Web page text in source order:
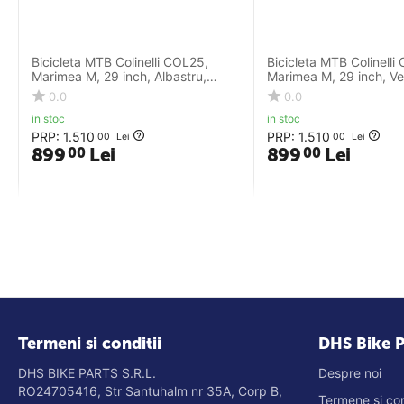
Bicicleta MTB Colinelli COL25,
Marimea M, 29 inch, Albastru,
Schimbator Shimano ST-EF500
EZ-FIRE PLUS, 24 Viteze, Cadru
Aluminiu, Frane pe Disc
0.0
in stoc
PRP: 1.510 00 Lei
89900 Lei
Bicicleta MTB Colinelli
Marimea M, 29 inch,
Schimbator Shimano
EZ-FIRE PLUS, 24
Aluminiu, Frane pe Disc
0.0
in stoc
PRP: 1.510 00 Lei
89900 Lei
Termeni si conditii
DHS BIKE PARTS S.R.L.
RO24705416, Str Santuhalm nr 35A, Corp B,
DHS Bike
Despre noi
Termene si